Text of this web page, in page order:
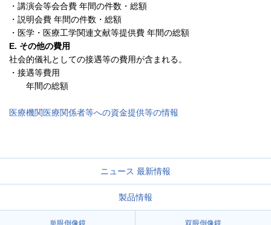
・講演会等会合費 年間の件数・総額
・説明会費 年間の件数・総額
・医学・医療工学関連文献等提供費 年間の総額
E. その他の費用
社会的儀礼としての接遇等の費用が含まれる。
・接遇等費用
年間の総額
医療機関医療関係者等への資金提供等の情報
ニュース 最新情報
製品情報
単眼倒像鏡 双眼倒像鏡